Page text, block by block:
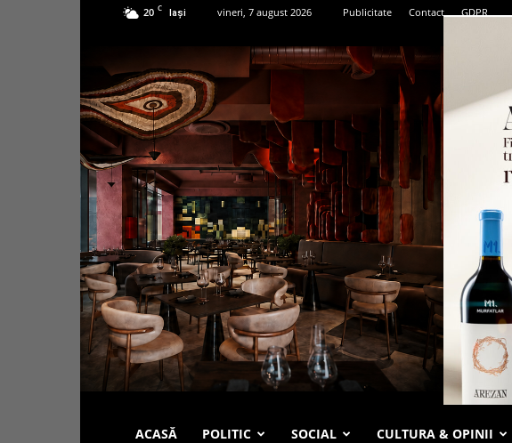
20 C Iași vineri, 7 august 2026 Publicitate Contact GDPR
ACASĂ POLITIC SOCIAL CULTURA & OPINII